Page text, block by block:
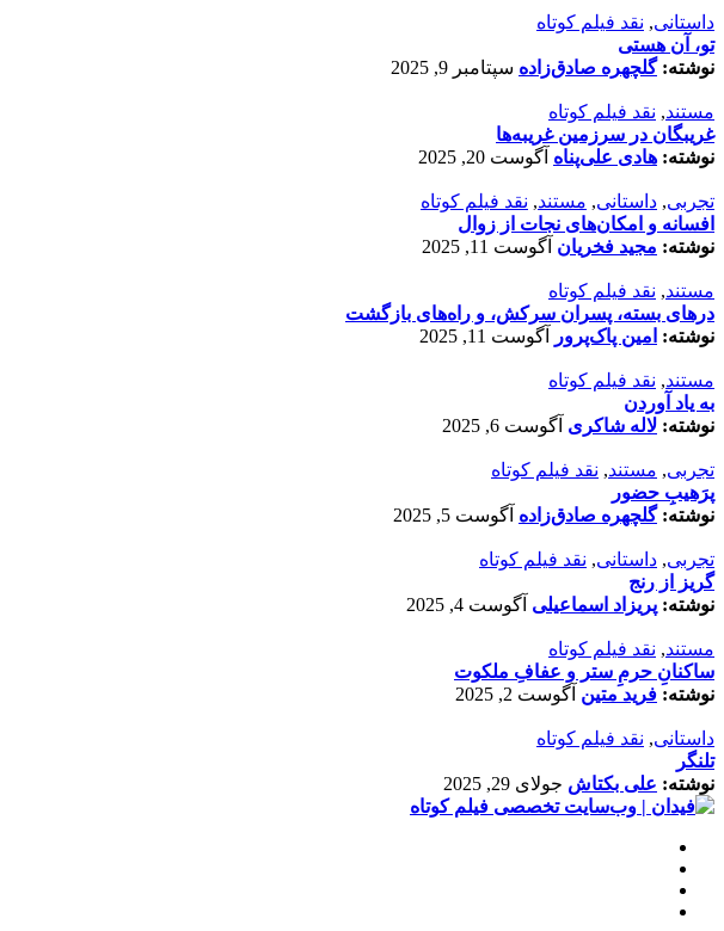
داستانی, نقد فیلم کوتاه
تو، آن هستی
نوشته:گلچهره صادق‌زاده سپتامبر 9, 2025
مستند, نقد فیلم کوتاه
غریبگان در سرزمین غریبه‌ها
نوشته: هادی علی‌پناه آگوست 20, 2025
تجربی, داستانی, مستند, نقد فیلم کوتاه
افسانه‌ و امکان‌های نجات از زوال
نوشته: مجید فخریان آگوست 11, 2025
مستند, نقد فیلم کوتاه
درهای بسته، پسران سرکش، و راه‌های بازگشت
نوشته: امین پاک‌پرور آگوست 11, 2025
مستند, نقد فیلم کوتاه
به یاد آوردن
نوشته: لاله شاکری آگوست 6, 2025
تجربی, مستند, نقد فیلم کوتاه
پرَهیب‌ِ حضور
نوشته:گلچهره صادق‌زاده آگوست 5, 2025
تجربی, داستانی, نقد فیلم کوتاه
گریز از رنج
نوشته: پریزاد اسماعیلی آگوست 4, 2025
مستند, نقد فیلم کوتاه
ساکنانِ حرمِ ستر و عفافِ ملکوت
نوشته: فرید متین آگوست 2, 2025
داستانی, نقد فیلم کوتاه
تلنگر
نوشته: علی بکتاش جولای 29, 2025